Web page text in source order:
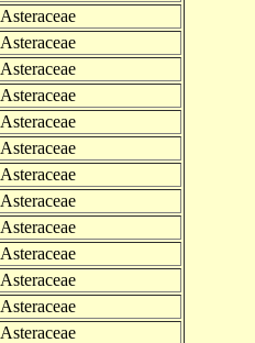
Asteraceae
Asteraceae
Asteraceae
Asteraceae
Asteraceae
Asteraceae
Asteraceae
Asteraceae
Asteraceae
Asteraceae
Asteraceae
Asteraceae
Asteraceae